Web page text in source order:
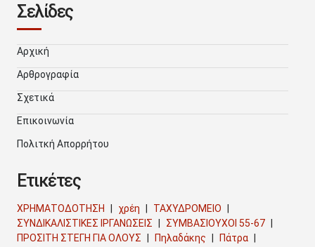
Σελίδες
Αρχική
Αρθρογραφία
Σχετικά
Επικοινωνία
Πολιτκή Απορρήτου
Ετικέτες
ΧΡΗΜΑΤΟΔΟΤΗΣΗ χρέη
ΤΑΧΥΔΡΟΜΕΙΟ
ΣΥΝΔΙΚΑΛΙΣΤΙΚΕΣ ΙΡΓΑΝΩΣΕΙΣ
ΣΥΜΒΑΣΙΟΥΧΟΙ 55-67
ΠΡΟΣΙΤΗ ΣΤΕΓΗ ΓΙΑ ΟΛΟΥΣ
Πηλαδάκης
Πάτρα